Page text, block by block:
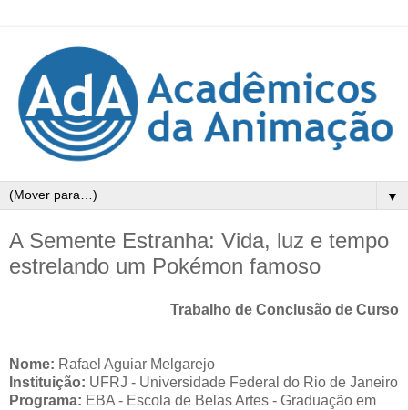
▼
A Semente Estranha: Vida, luz e tempo
estrelando um Pokémon famoso
Trabalho de Conclusão de Curso
Nome: Rafael Aguiar Melgarejo
Instituição: UFRJ - Universidade Federal do Rio de Janeiro
Programa: EBA - Escola de Belas Artes - Graduação em